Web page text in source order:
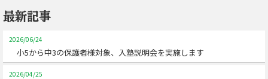
最新記事
2026/06/24
小5から中3の保護者様対象、入塾説明会を実施します
2026/04/25